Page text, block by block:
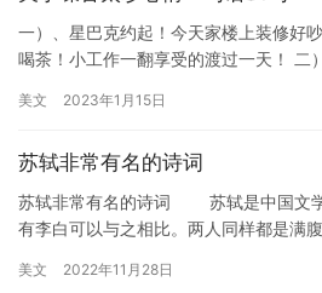
一）、星巴克约起！今天家楼上装修好
喝茶！小工作一翻享受的渡过一天！ 二
家，…
美文 2023年1月15日
苏轼非常有名的诗词
苏轼非常有名的诗词 苏轼是中国文学
有李白可以与之相比。两人同样都是满
有…
美文 2022年11月28日